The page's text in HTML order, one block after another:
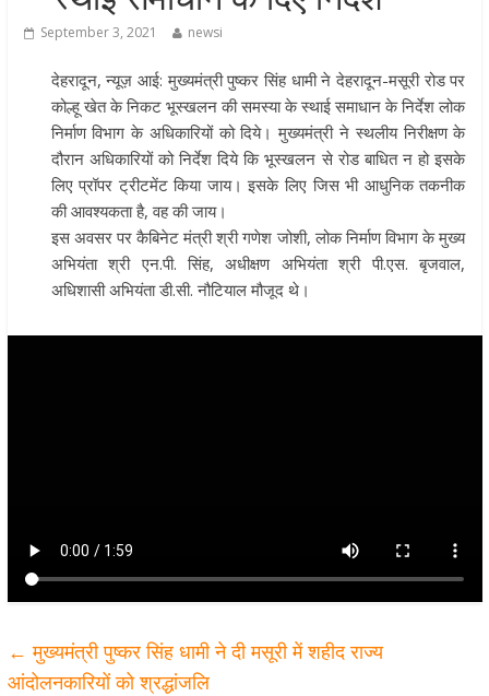
मंगलवार को आस्था, सेवा और संस्कृति का
अद्भुत संगम देखने को मिला
मुख्यमंत्री ने स्वास्थ्य सेवा शिविर का किया
शुभारंभ, श्रद्धालुओं को अपने हाथों से
भोजन
मुख्यमंत्री पुष्कर सिंह धामी ने
बटालियन गदरपुर का किया भ्रमण,
संवाद कर आपदा प्रबंधन व्यवस्थाओं की
September 3, 2021 newsi
देहरादून, न्यूज़ आई: मुख्यमंत्री पुष्कर सिंह धामी ने देहरादून-मसूरी रोड पर
कोल्हू खेत के निकट भूस्खलन की समस्या के स्थाई समाधान के निर्देश लोक
निर्माण विभाग के अधिकारियों को दिये। मुख्यमंत्री ने स्थलीय निरीक्षण के
दौरान अधिकारियों को निर्देश दिये कि भूस्खलन से रोड बाधित न हो इसके
लिए प्रॉपर ट्रीटमेंट किया जाय। इसके लिए जिस भी आधुनिक तकनीक
की आवश्यकता है, वह की जाय।
इस अवसर पर कैबिनेट मंत्री श्री गणेश जोशी, लोक निर्माण विभाग के मुख्य
अभियंता श्री एन.पी. सिंह, अधीक्षण अभियंता श्री पी.एस. बृजवाल,
अधिशासी अभियंता डी.सी. नौटियाल मौजूद थे।
← मुख्यमंत्री पुष्कर सिंह धामी ने दी मसूरी में शहीद राज्य
आंदोलनकारियों को श्रद्धांजलि